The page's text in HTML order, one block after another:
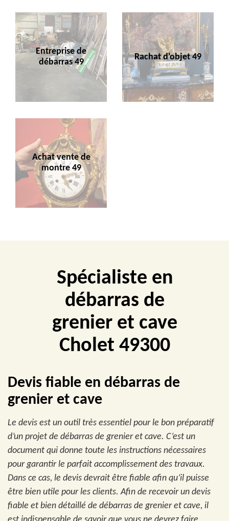
Entreprise de
débarras 49
Rachat d'objet 49
Achat vente de
montre 49
Spécialiste en
débarras de
grenier et cave
Cholet 49300
Devis fiable en débarras de
grenier et cave
Le devis est un outil très essentiel pour le bon préparatif
d’un projet de débarras de grenier et cave. C’est un
document qui donne toute les instructions nécessaires
pour garantir le parfait accomplissement des travaux.
Dans ce cas, le devis devrait être fiable afin qu’il puisse
être bien utile pour les clients. Afin de recevoir un devis
fiable et bien détaillé de débarras de grenier et cave, il